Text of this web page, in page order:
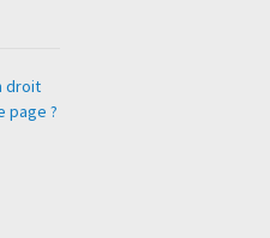
droit
page ?